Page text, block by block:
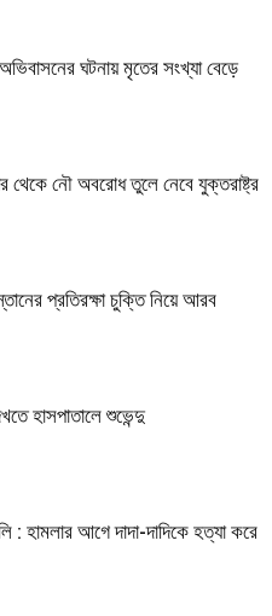
ঘটনায় মৃতের সংখ্যা বেড়ে
থেকে নৌ অবরোধ তুলে নেবে যুক্তরাষ্ট্র
প্রতিরক্ষা চুক্তি নিয়ে আরব
হাসপাতালে শুভেন্দু
: হামলার আগে দাদা-দাদিকে হত্যা করে